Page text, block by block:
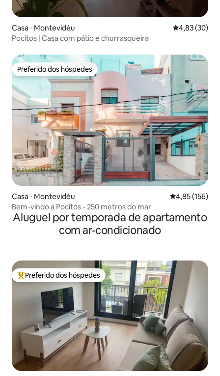
Casa ⋅ Montevidéu 4,83 de uma
4,83 (30)
Pocitos | Casa com pátio e churrasqueira
Preferido dos hóspedes
Preferido dos hóspedes
Casa ⋅ Montevidéu 4,85 de uma
4,85 (156)
Bem-vindo a Pocitos - 250 metros do mar
Aluguel por temporada de apartamento
com ar-condicionado
Entre os melhores preferidos dos hóspedes
Preferido dos hóspedes